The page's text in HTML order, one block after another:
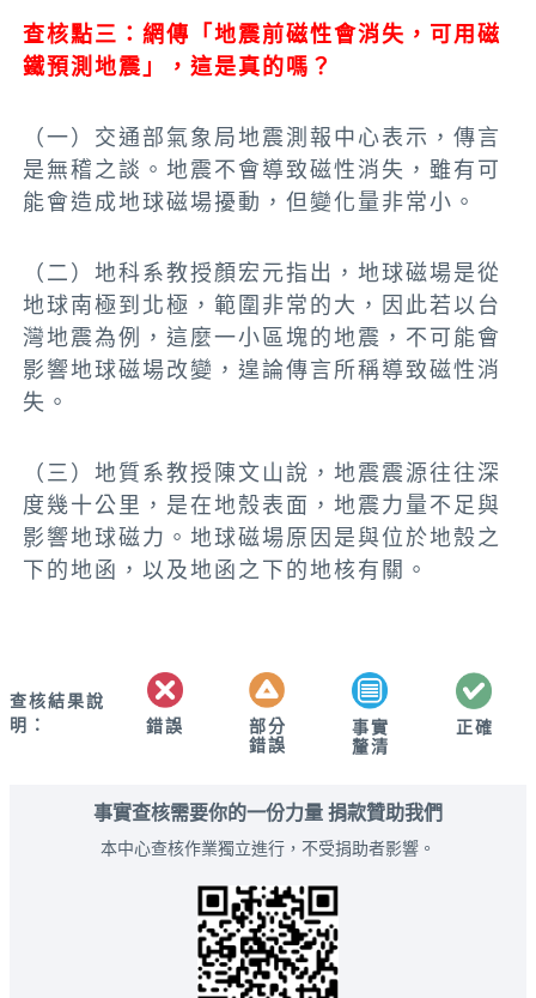
查核點三：網傳「地震前磁性會消失，可用磁
鐵預測地震」，這是真的嗎？
（一）交通部氣象局地震測報中心表示，傳言
是無稽之談。地震不會導致磁性消失，雖有可
能會造成地球磁場擾動，但變化量非常小。
（二）地科系教授顏宏元指出，地球磁場是從
地球南極到北極，範圍非常的大，因此若以台
灣地震為例，這麼一小區塊的地震，不可能會
影響地球磁場改變，遑論傳言所稱導致磁性消
失。
（三）地質系教授陳文山說，地震震源往往深
度幾十公里，是在地殼表面，地震力量不足與
影響地球磁力。地球磁場原因是與位於地殼之
下的地函，以及地函之下的地核有關。
查核結果說
明：
錯誤
部分
錯誤
事實
釐清
正確
事實查核需要你的一份力量 捐款贊助我們
本中心查核作業獨立進行，不受捐助者影響。